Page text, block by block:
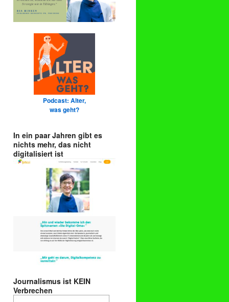
Podcast: Alter,
was geht?
In ein paar Jahren gibt es
nichts mehr, das nicht
digitalisiert ist
Journalismus ist KEIN
Verbrechen